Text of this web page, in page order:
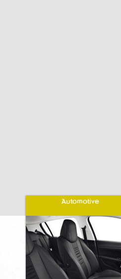
Automotive